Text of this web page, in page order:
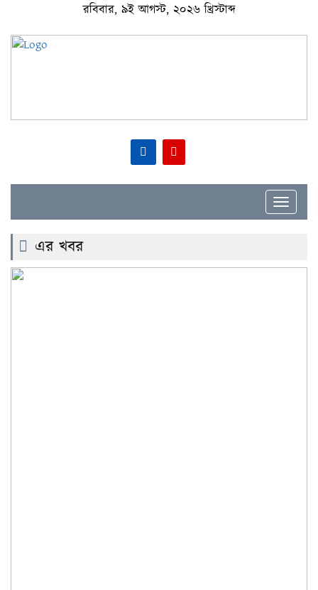
রবিবার, ৯ই আগস্ট, ২০২৬ খ্রিস্টাব্দ
Toggle
এর খবর